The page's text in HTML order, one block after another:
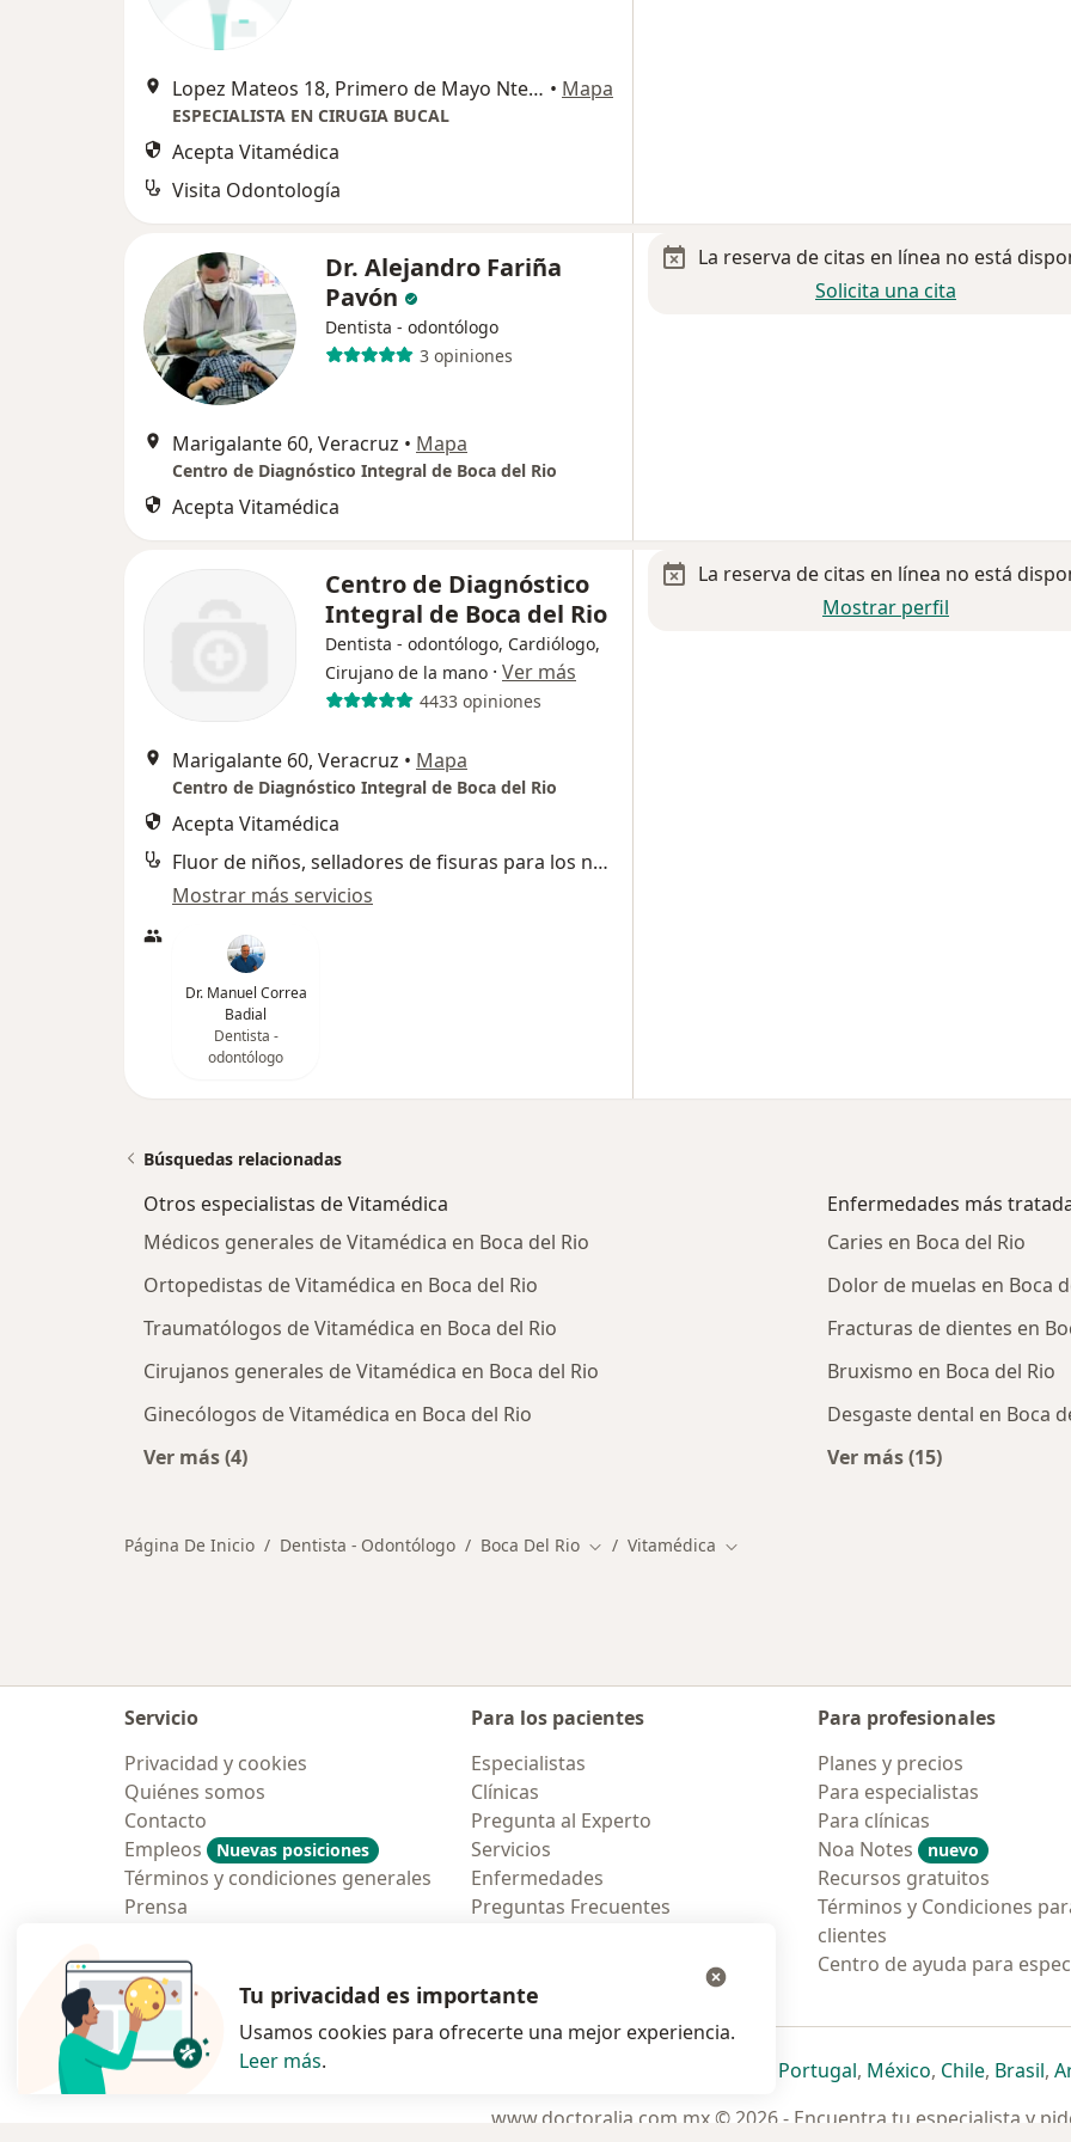
Lopez Mateos 18, Primero de Mayo Nte., Boca del Rio • Mapa
ESPECIALISTA EN CIRUGIA BUCAL
Acepta Vitamédica
Visita Odontología
Dr. Alejandro Fariña
Pavón
Dentista - odontólogo
3 opiniones
Marigalante 60, Veracruz • Mapa
Centro de Diagnóstico Integral de Boca del Rio
Acepta Vitamédica
La reserva de citas en línea no está
Solicita una cita
Centro de Diagnóstico
Integral de Boca del Rio
Dentista - odontólogo, Cardiólogo,
Cirujano de la mano · Ver más
4433 opiniones
Marigalante 60, Veracruz • Mapa
Centro de Diagnóstico Integral de Boca del Rio
Acepta Vitamédica
Fluor de niños, selladores de fisuras para los niños
Mostrar más servicios
Dr. Manuel Correa
Badial
Dentista -
odontólogo
La reserva de citas en línea no está
Mostrar perfil
Búsquedas relacionadas
Otros especialistas de Vitamédica
Médicos generales de Vitamédica en Boca del Rio
Ortopedistas de Vitamédica en Boca del Rio
Traumatólogos de Vitamédica en Boca del Rio
Cirujanos generales de Vitamédica en Boca del Rio
Ginecólogos de Vitamédica en Boca del Rio
Ver más (4)
Enfermedades más
Caries en Boca del Rio
Dolor de muelas en Boca
Fracturas de dientes en
Bruxismo en Boca del Rio
Desgaste dental en Boca
Ver más (15)
Página De Inicio Dentista - Odontólogo Boca Del Rio Cambiar de ciudad
Vitamédica Cambiar de ciudad
Servicio
Privacidad y cookies
Quiénes somos
Contacto
Empleos
Nuevas posiciones
Términos y condiciones generales
Prensa
Para los pacientes
Especialistas
Clínicas
Pregunta al Experto
Servicios
Enfermedades
Preguntas Frecuentes
Para profesionales
Planes y precios
Para especialistas
Para clínicas
Noa Notes
nuevo
Recursos gratuitos
Términos y Condiciones
clientes
Centro de ayuda para
Polska se abre en una nueva pestaña
se abre en una nueva pestaña
se abre en una nueva pestaña
se abre en una nueva pestaña
Portugalse abre en una nueva
, Méxicose abre en una
, Chilese abre
, Brasilse
,
www.doctoralia.com.mx © 2026 - Encuentra tu especialista y
Tu privacidad es importante
Usamos cookies para ofrecerte una mejor experiencia.
Leer más.